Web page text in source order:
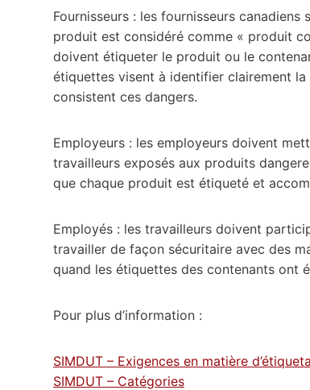
Fournisseurs : les fournisseurs
produit est considéré comme « produit
doivent étiqueter le produit ou le
étiquettes visent à identifier clairement
consistent ces dangers.
Employeurs : les employeurs doivent
travailleurs exposés aux produits
que chaque produit est étiqueté et
Employés : les travailleurs doivent
travailler de façon sécuritaire avec des
quand les étiquettes des contenants ont
Pour plus d’information :
SIMDUT – Exigences en matière
SIMDUT – Catégories